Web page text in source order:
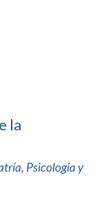
la
Psicología y